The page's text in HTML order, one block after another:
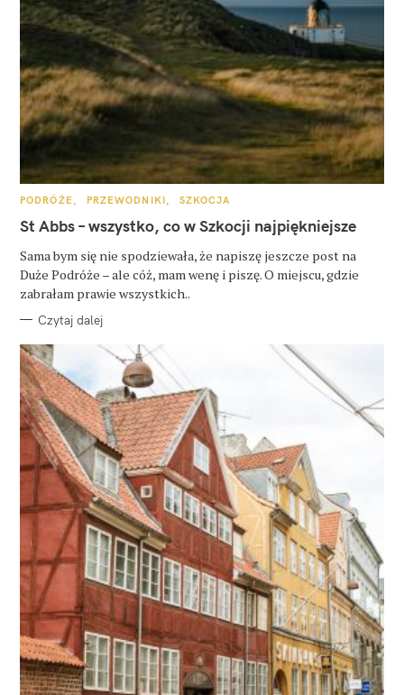
K
T
E
O
R
I
PODRÓŻE PRZEWODNIKI SZKOCJA
St Abbs – wszystko, co w Szkocji najpiękniejsze
Sama bym się nie spodziewała, że napiszę jeszcze post na
Duże Podróże – ale cóż, mam wenę i piszę. O miejscu, gdzie
zabrałam prawie wszystkich..
Czytaj dalej